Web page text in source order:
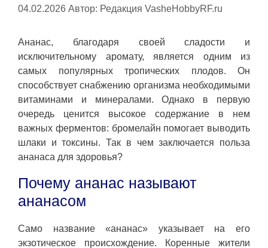
04.02.2026 Автор: Редакция VasheHobbyRF.ru
Ананас, благодаря своей сладости и
исключительному аромату, является одним из
самых популярных тропических плодов. Он
способствует снабжению организма необходимыми
витаминами и минералами. Однако в первую
очередь ценится высокое содержание в нем
важных ферментов: бромелайн помогает выводить
шлаки и токсины. Так в чем заключается польза
ананаса для здоровья?
Почему ананас называют
ананасом
Само название «ананас» указывает на его
экзотическое происхождение. Коренные жители